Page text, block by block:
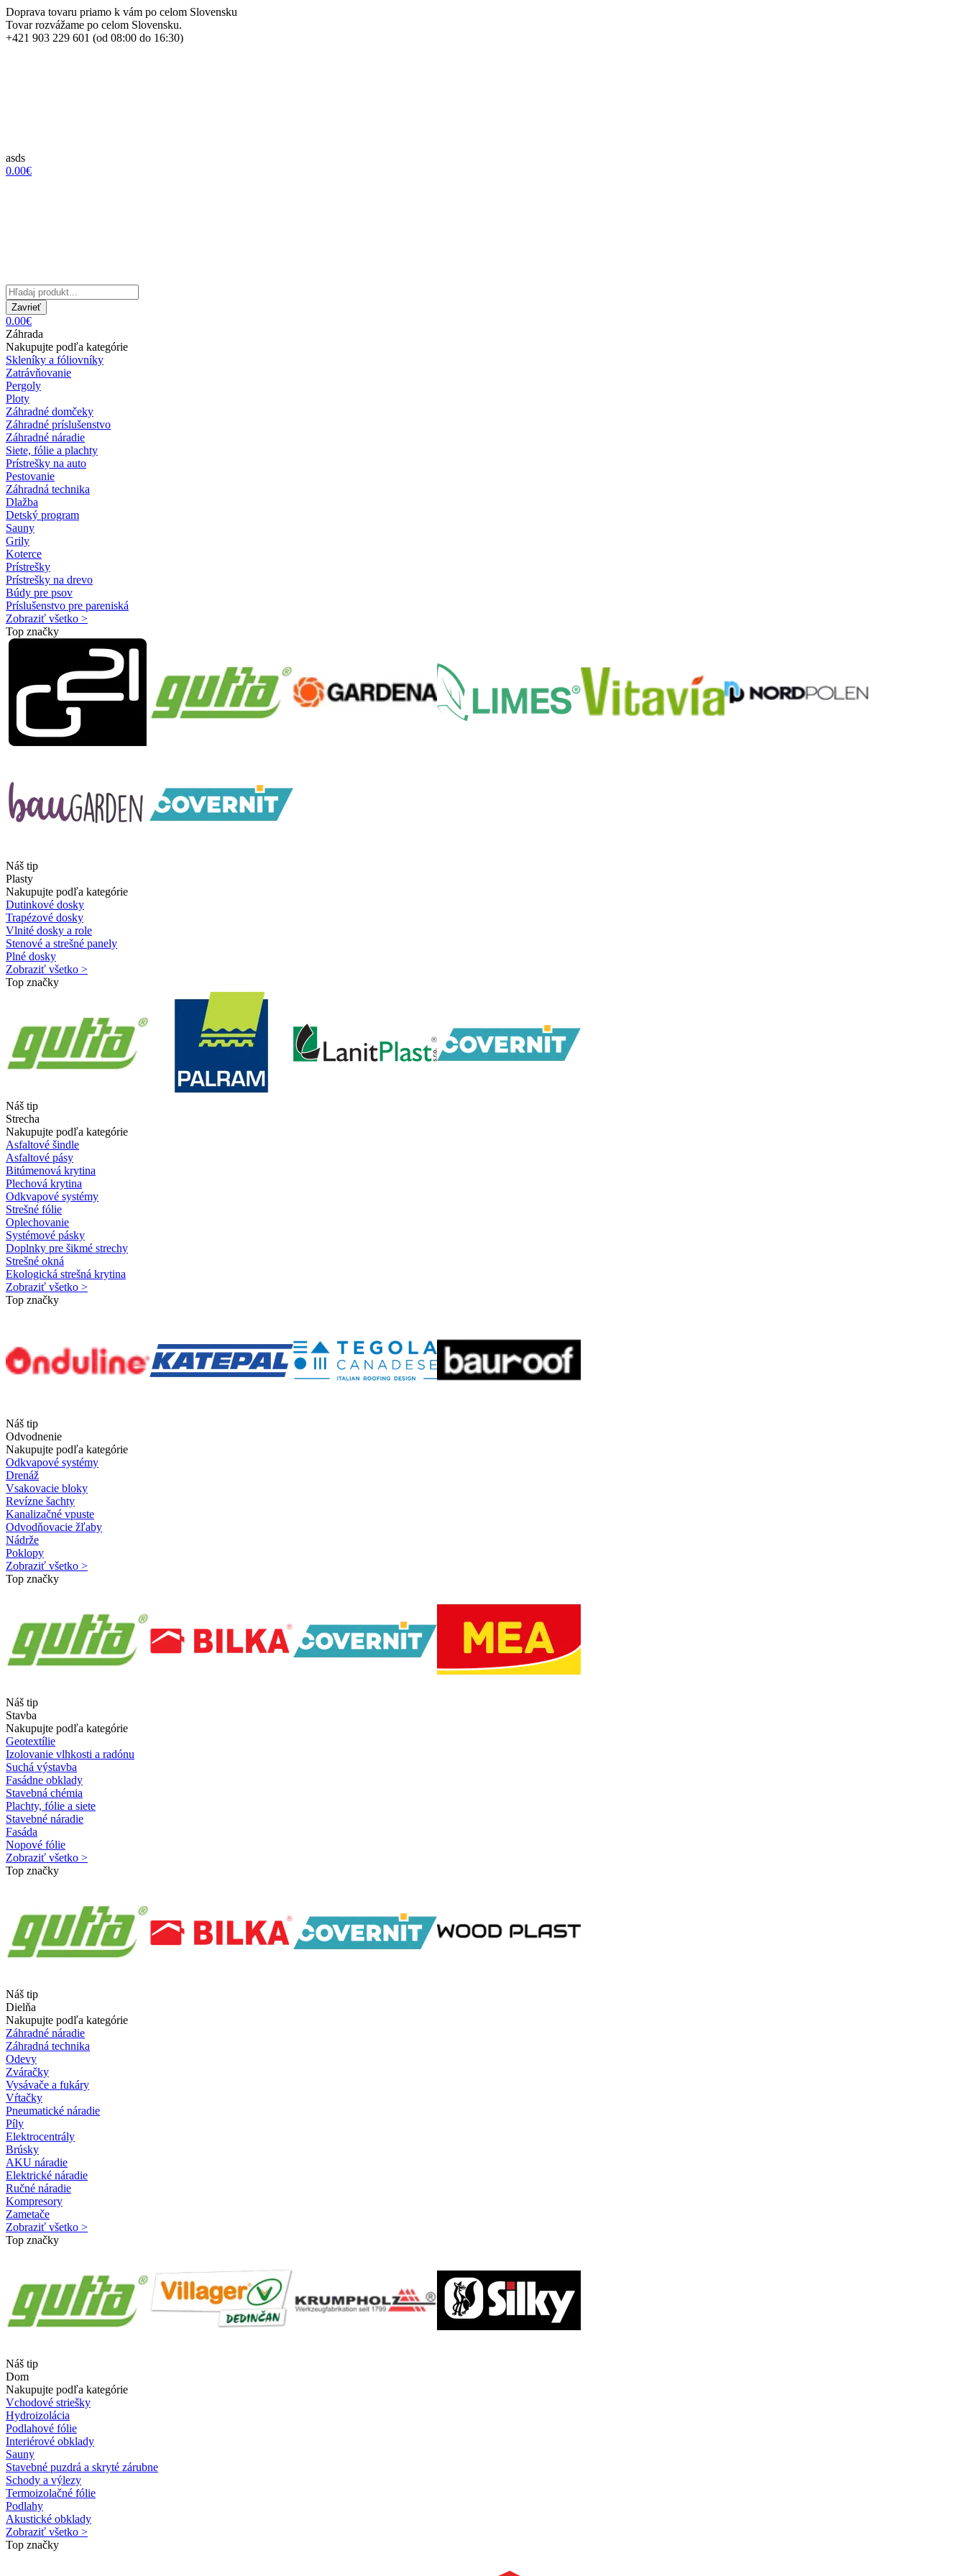
Doprava tovaru priamo k vám po celom Slovensku
Tovar rozvážame po celom Slovensku.
+421 903 229 601 (od 08:00 do 16:30)
asds
0.00€
Zavrieť
0.00€
Záhrada
Nakupujte podľa kategórie
Skleníky a fóliovníky
Zatrávňovanie
Pergoly
Ploty
Záhradné domčeky
Záhradné príslušenstvo
Záhradné náradie
Siete, fólie a plachty
Prístrešky na auto
Pestovanie
Záhradná technika
Dlažba
Detský program
Sauny
Grily
Koterce
Prístrešky
Prístrešky na drevo
Búdy pre psov
Príslušenstvo pre pareniská
Zobraziť všetko >
Top značky
Náš tip
Plasty
Nakupujte podľa kategórie
Dutinkové dosky
Trapézové dosky
Vlnité dosky a role
Stenové a strešné panely
Plné dosky
Zobraziť všetko >
Top značky
Náš tip
Strecha
Nakupujte podľa kategórie
Asfaltové šindle
Asfaltové pásy
Bitúmenová krytina
Plechová krytina
Odkvapové systémy
Strešné fólie
Oplechovanie
Systémové pásky
Doplnky pre šikmé strechy
Strešné okná
Ekologická strešná krytina
Zobraziť všetko >
Top značky
Náš tip
Odvodnenie
Nakupujte podľa kategórie
Odkvapové systémy
Drenáž
Vsakovacie bloky
Revízne šachty
Kanalizačné vpuste
Odvodňovacie žľaby
Nádrže
Poklopy
Zobraziť všetko >
Top značky
Náš tip
Stavba
Nakupujte podľa kategórie
Geotextílie
Izolovanie vlhkosti a radónu
Suchá výstavba
Fasádne obklady
Stavebná chémia
Plachty, fólie a siete
Stavebné náradie
Fasáda
Nopové fólie
Zobraziť všetko >
Top značky
Náš tip
Dielňa
Nakupujte podľa kategórie
Záhradné náradie
Záhradná technika
Odevy
Zváračky
Vysávače a fukáry
Vŕtačky
Pneumatické náradie
Píly
Elektrocentrály
Brúsky
AKU náradie
Elektrické náradie
Ručné náradie
Kompresory
Zametače
Zobraziť všetko >
Top značky
Náš tip
Dom
Nakupujte podľa kategórie
Vchodové striešky
Hydroizolácia
Podlahové fólie
Interiérové obklady
Sauny
Stavebné puzdrá a skryté zárubne
Schody a výlezy
Termoizolačné fólie
Podlahy
Akustické obklady
Zobraziť všetko >
Top značky